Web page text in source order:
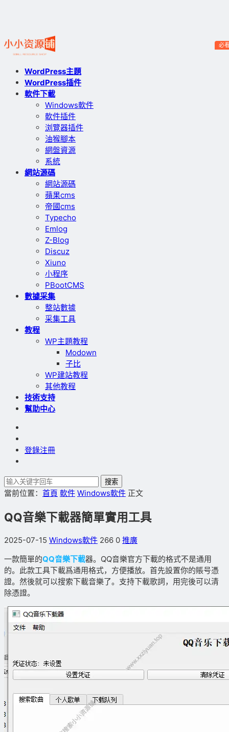
WordPress主題
WordPress插件
軟件下載
Windows軟件
軟件插件
浏覽器插件
油猴腳本
網盤資源
系統
網站源碼
網站源碼
蘋果cms
帝國cms
Typecho
Emlog
Z-Blog
Discuz
Xiuno
小程序
PBootCMS
數據采集
整站數據
采集工具
教程
WP主題教程
Modown
子比
WP建站教程
其他教程
技術支持
幫助中心
必
登錄注冊
搜索
當前位置： 首頁 軟件 Windows軟件 正文
QQ音樂下載器簡單實用工具
2025-07-15 Windows軟件 266 0 推廣
一款簡單的QQ音樂下載器。QQ音樂官方下載的格式不是通用
的。此款工具下載爲通用格式，方便播放。首先設置你的賬号憑
證。然後就可以搜索下載音樂了。支持下載歌詞，用完後可以清
除憑證。